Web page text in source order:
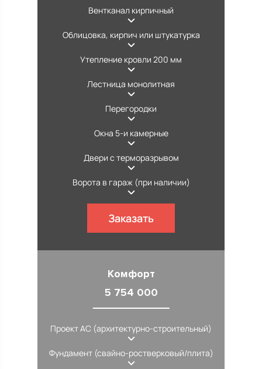
Вентканал кирпичный
Облицовка, кирпич или штукатурка
Утепление кровли 200 мм
Лестница монолитная
Перегородки
Окна 5-и камерные
Двери с терморазрывом
Ворота в гараж (при наличии)
Заказать
Комфорт
5 754 000
Проект АС (архитектурно-строительный)
Фундамент (свайно-ростверковый/плита)